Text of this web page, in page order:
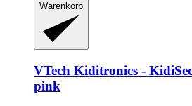
Warenkorb
VTech Kiditronics -​
pink